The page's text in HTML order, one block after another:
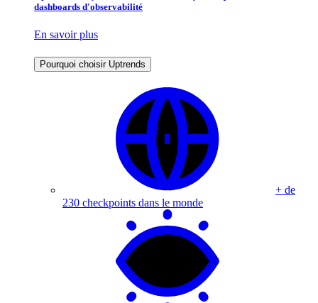
dashboards d'observabilité
En savoir plus
Pourquoi choisir Uptrends
+ de
230 checkpoints dans le monde